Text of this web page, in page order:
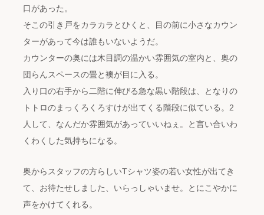
口があった。
そこの引き戸をカラカラとひくと、目の前に小さなカウン
ターがあって今は誰もいないようだ。
カウンターの奥には木目調の温かい雰囲気の室内と、奥の
団らんスペースの畳と襖が目に入る。
入り口の右手から二階に伸びる急な黒い階段は、となりの
トトロのまっくろくろすけが出てくる階段に似ている。2
人して、なんだか雰囲気があっていいねぇ。と言い合いわ
くわくした気持ちになる。
奥からスタッフの方らしいTシャツ姿の若い女性が出てき
て、お待たせしました、いらっしゃいませ。とにこやかに
声をかけてくれる。